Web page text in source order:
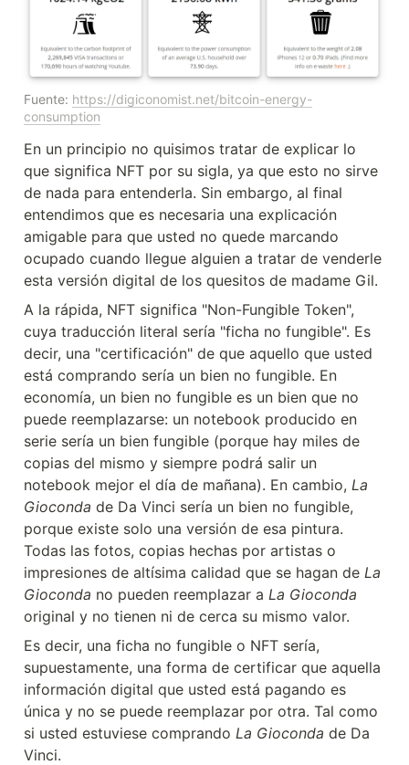
Fuente: https://digiconomist.net/bitcoin-energy-
consumption
En un principio no quisimos tratar de explicar lo
que significa NFT por su sigla, ya que esto no sirve
de nada para entenderla. Sin embargo, al final
entendimos que es necesaria una explicación
amigable para que usted no quede marcando
ocupado cuando llegue alguien a tratar de venderle
esta versión digital de los quesitos de madame Gil.
A la rápida, NFT significa "Non-Fungible Token",
cuya traducción literal sería "ficha no fungible". Es
decir, una "certificación" de que aquello que usted
está comprando sería un bien no fungible. En
economía, un bien no fungible es un bien que no
puede reemplazarse: un notebook producido en
serie sería un bien fungible (porque hay miles de
copias del mismo y siempre podrá salir un
notebook mejor el día de mañana). En cambio, La
Gioconda de Da Vinci sería un bien no fungible,
porque existe solo una versión de esa pintura.
Todas las fotos, copias hechas por artistas o
impresiones de altísima calidad que se hagan de La
Gioconda no pueden reemplazar a
original y no tienen ni de cerca su mismo valor.
Es decir, una ficha no fungible o NFT sería,
supuestamente, una forma de certificar que aquella
información digital que usted está pagando es
única y no se puede reemplazar por otra. Tal como
si usted estuviese comprando La Gioconda de Da
Vinci.